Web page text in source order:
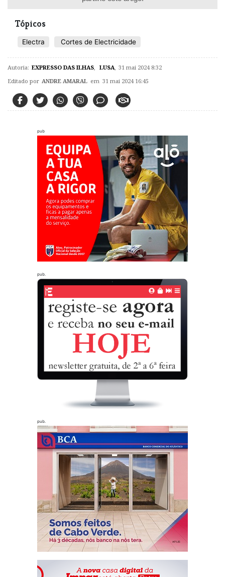
Tópicos
Electra Cortes de Electricidade
Autoria: EXPRESSO DAS ILHAS LUSA 31 mai 2024 8:32
Editado por ANDRE AMARAL em 31 mai 2024 16:45
pub
pub.
pub.